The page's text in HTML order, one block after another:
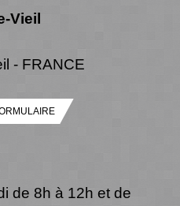
Vieil
- FRANCE
de 8h à 12h et de